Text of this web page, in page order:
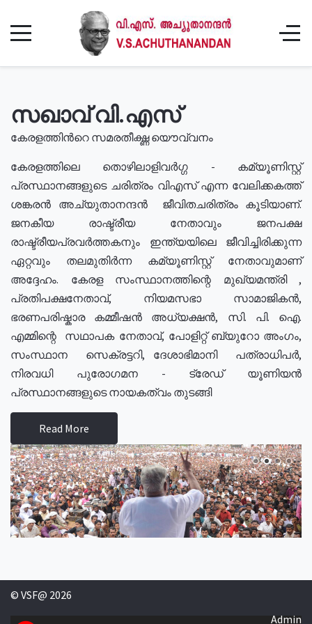
സഖാവ് വി.എസ്
കേരളത്തിൻറെ സമരതീക്ഷ്ണ യൌവ്വനം
കേരളത്തിലെ തൊഴിലാളിവർഗ്ഗ - കമ്യൂണിസ്റ്റ്
പ്രസ്ഥാനങ്ങളുടെ ചരിത്രം വിഎസ് എന്ന വേലിക്കകത്ത്
ശങ്കരൻ അച്യുതാനന്ദൻ ജീവിതചരിത്രം കൂടിയാണ്.
ജനകീയ രാഷ്ട്രീയ നേതാവും ജനപക്ഷ
രാഷ്ട്രീയപ്രവർത്തകനും ഇന്ത്യയിലെ ജീവിച്ചിരിക്കുന്ന
ഏറ്റവും തലമുതിർന്ന കമ്യൂണിസ്റ്റ് നേതാവുമാണ്
അദ്ദേഹം. കേരള സംസ്ഥാനത്തിന്റെ മുഖ്യമന്ത്രി ,
പ്രതിപക്ഷനേതാവ്, നിയമസഭാ സാമാജികൻ,
ഭരണപരിഷ്കാര കമ്മീഷൻ അധ്യക്ഷൻ, സി. പി. ഐ.
എമ്മിന്റെ സഥാപക നേതാവ്, പോളിറ്റ് ബ്യുറോ അംഗം,
സംസ്ഥാന സെക്രട്ടറി, ദേശാഭിമാനി പത്രാധിപർ,
നിരവധി പുരോഗമന - ട്രേഡ് യൂണിയൻ
പ്രസ്ഥാനങ്ങളുടെ നായകത്വം തുടങ്ങി
Read More
© VSF@ 2026
Admin